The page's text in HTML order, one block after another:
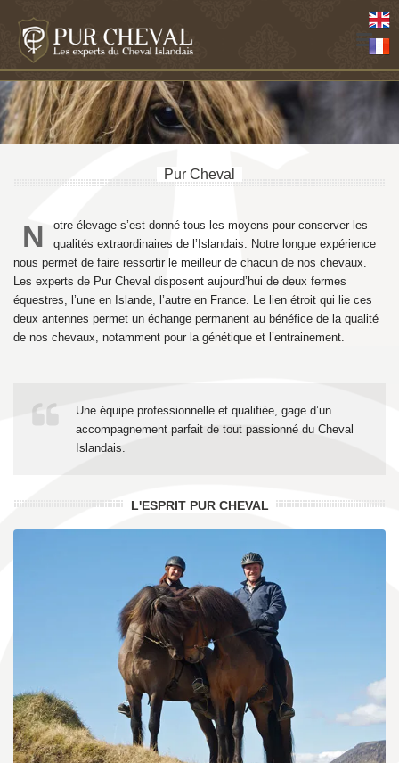
Pur Cheval
N
otre élevage s’est donné tous les moyens pour conserver les
qualités extraordinaires de l’Islandais. Notre longue expérience
nous permet de faire ressortir le meilleur de chacun de nos chevaux.
Les experts de Pur Cheval disposent aujourd’hui de deux fermes
équestres, l’une en Islande, l’autre en France. Le lien étroit qui lie ces
deux antennes permet un échange permanent au bénéfice de la qualité
de nos chevaux, notamment pour la génétique et l’entrainement.
Une équipe professionnelle et qualifiée, gage d’un
accompagnement parfait de tout passionné du Cheval
Islandais.
L'ESPRIT PUR CHEVAL